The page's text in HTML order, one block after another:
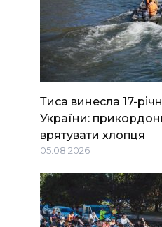
Тиса винесла 17-
України:
врятувати хлопця
05.08.2026